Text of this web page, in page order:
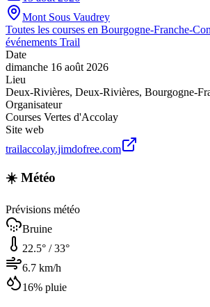
Mont Sous Vaudrey
Toutes les courses en Bourgogne-Franche-
événements Trail
Date
dimanche 16 août 2026
Lieu
Deux-Rivières, Deux-Rivières, Bourgogne-
Organisateur
Courses Vertes d'Accolay
Site web
trailaccolay.jimdofree.com
☀️ Météo
Prévisions météo
Bruine
22.5° /33°
6.7 km/h
16% pluie